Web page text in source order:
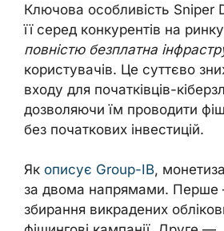
Ключова особливість Sniper
її серед конкурентів на
повністю безплатна
користувачів. Це суттєво
входу для початківців-
дозволяючи їм проводити
без початкових інвестицій.
Як описує Group-IB,
за двома напрямами. Перше
збирання викрадених